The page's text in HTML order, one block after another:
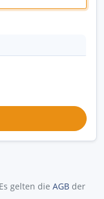
gelten die AGB der